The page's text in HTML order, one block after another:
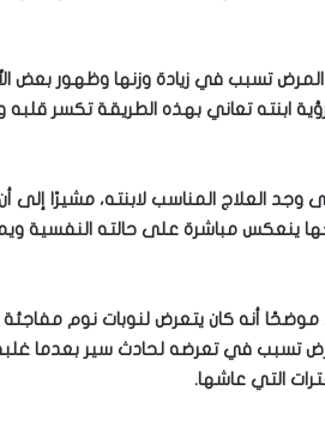
المرض تسبب في زيادة وزنها وظهور بعض
ابنته تعاني بهذه الطريقة تكسر قلبه
العلاج المناسب لابنته، مشيرًا إلى
ينعكس مباشرة على حالته النفسية
موضحًا أنه كان يتعرض لنوبات نوم
تسبب في تعرضه لحادث سير بعدما
التي عاشها.